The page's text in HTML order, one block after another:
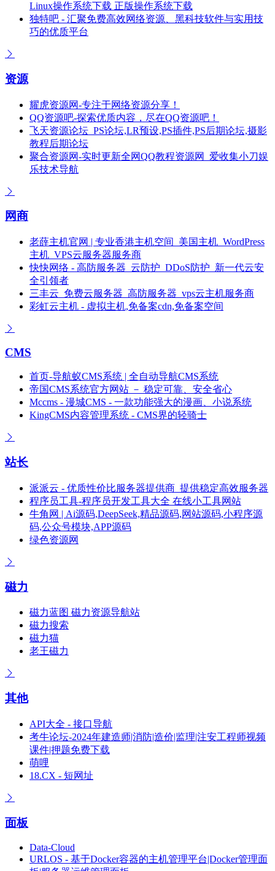
Linux操作系统下载 正版操作系统下载
独特吧 - 汇聚免费高效网络资源、黑科技软件与实用技
巧的优质平台
资源
耀虎资源网-专注于网络资源分享！
QQ资源吧-探索优质内容，尽在QQ资源吧！
飞天资源论坛_PS论坛,LR预设,PS插件,PS后期论坛,摄影
教程后期论坛
聚合资源网-实时更新全网QQ教程资源网_爱收集小刀娱
乐技术导航
网商
老薛主机官网 | 专业香港主机空间_美国主机_WordPress
主机_VPS云服务器服务商
快快网络 - 高防服务器_云防护_DDoS防护_新一代云安
全引领者
三丰云_免费云服务器_高防服务器_vps云主机服务商
彩虹云主机 - 虚拟主机,免备案cdn,免备案空间
CMS
首页-导航蚁CMS系统 | 全自动导航CMS系统
帝国CMS系统官方网站 － 稳定可靠、安全省心
Mccms - 漫城CMS - 一款功能强大的漫画、小说系统
KingCMS内容管理系统 - CMS界的轻骑士
站长
派派云 - 优质性价比服务器提供商_提供稳定高效服务器
程序员工具-程序员开发工具大全 在线小工具网站
牛角网 | Ai源码,DeepSeek,精品源码,网站源码,小程序源
码,公众号模块,APP源码
绿色资源网
磁力
磁力蓝图 磁力资源导航站
磁力搜索
磁力猫
老王磁力
其他
API大全 - 接口导航
考牛论坛-2024年建造师|消防|造价|监理|注安工程师视频
课件|押题免费下载
萌哩
18.CX - 短网址
面板
Data-Cloud
URLOS - 基于Docker容器的主机管理平台|Docker管理面